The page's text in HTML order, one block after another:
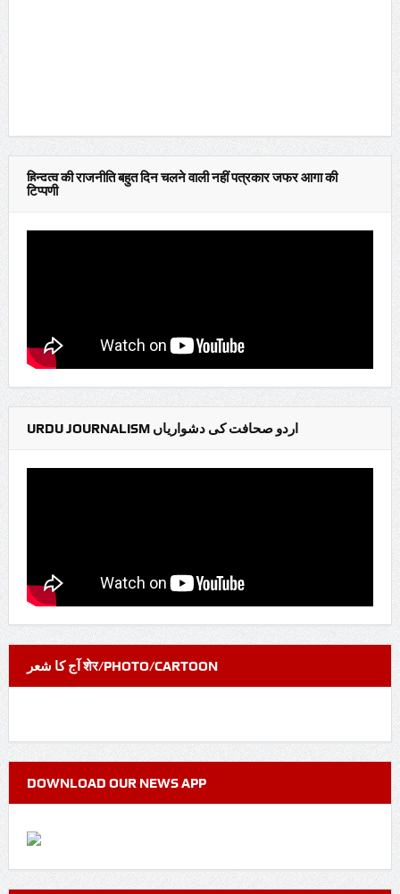
हिन्दुत्व की राजनीति बहुत दिन चलने वाली नहीं पत्रकार जफर आगा की
टिप्पणी
URDU JOURNALISM اردو صحافت کی دشواریاں
آج کا شعر शेर/PHOTO/CARTOON
DOWNLOAD OUR NEWS APP